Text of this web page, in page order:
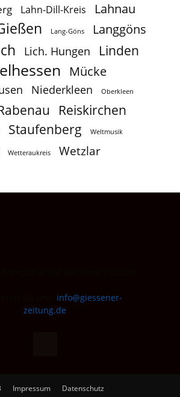
Lahn-Dill-Kreis Lahnau
Lang-Göns Langgöns
Lich. Hungen Linden
Mücke
Niederkleen Oberkleen
Reiskirchen
Staufenberg Weltmusik
Wetteraukreis Wetzlar
info@giessener-
zeitung.de
Impressum Datenschutz